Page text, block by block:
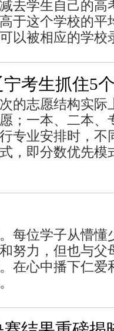
去学生自己的高
于这个学校的平
以被相应的学校
考生抓住5
的志愿结构实际
；一本、二本、
专业安排时，不
，即分数优先模
每位学子从懵懂
努力，但也与父
在心中播下仁爱